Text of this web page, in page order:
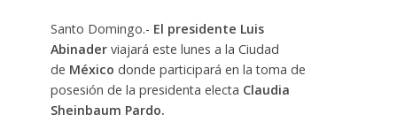
Santo Domingo.- El presidente Luis
Abinaderviajará este lunes a la Ciudad
de México donde participará en la toma de
posesión de la presidenta electa Claudia
Sheinbaum Pardo.